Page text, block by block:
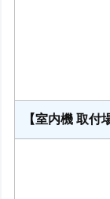
【室内機 取付